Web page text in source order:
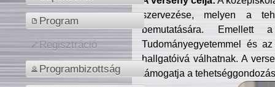
Program
Regisztráció
Programbizottság
szervezése, melyen a
bemutatására. Emellett
Tudományegyetemmel és
hallgatóivá válhatnak. A
támogatja a